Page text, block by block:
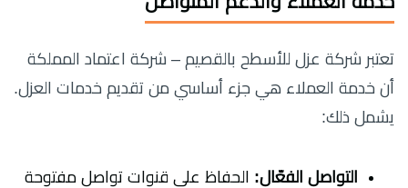
تعتبر شركة عزل للأسطح بالقصيم – شركة اعتماد المملكة
أن خدمة العملاء هي جزء أساسي من تقديم خدمات العزل.
يشمل ذلك:
التواصل الفعّال: الحفاظ على قنوات تواصل مفتوحة